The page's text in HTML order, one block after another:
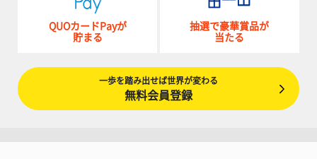
QUOカードPayが
貯まる
抽選で豪華賞品が
当たる
一歩を踏み出せば世界が変わる
無料会員登録